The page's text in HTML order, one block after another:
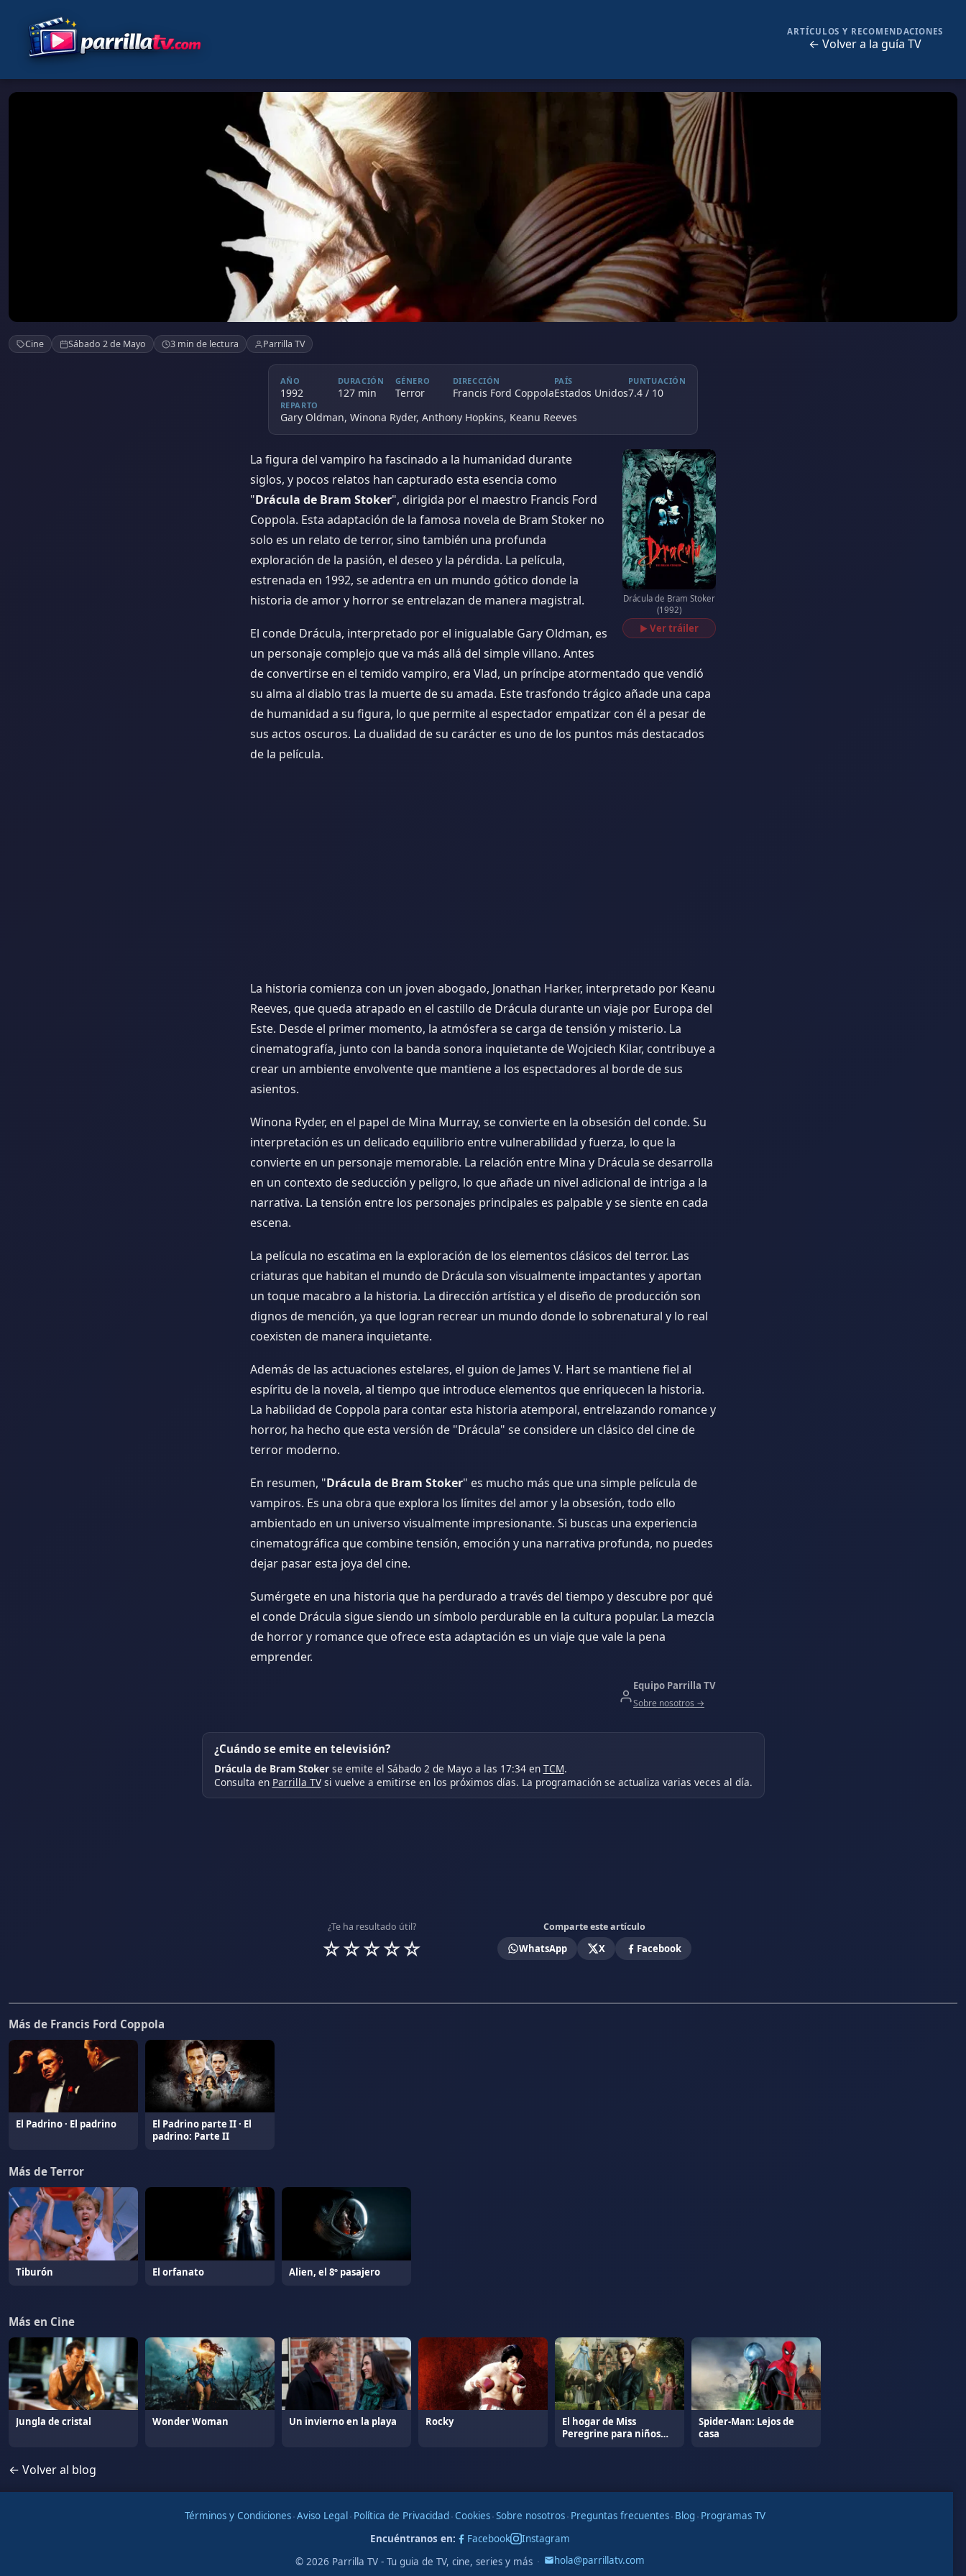
ARTÍCULOS Y RECOMENDACIONES
← Volver a la guía TV
Drácula de Bram Stoker
Cine Sábado 2 de Mayo 3 min de lectura Parrilla TV
AÑO
1992
DURACIÓN
127 min
GÉNERO
Terror
DIRECCIÓN
Francis Ford Coppola
PAÍS
Estados Unidos
PUNTUACIÓN
7.4 / 10
REPARTO
Gary Oldman, Winona Ryder, Anthony Hopkins, Keanu Reeves
Drácula de Bram Stoker
(1992)
▶ Ver tráiler
La figura del vampiro ha fascinado a la humanidad durante
siglos, y pocos relatos han capturado esta esencia como
"Drácula de Bram Stoker", dirigida por el maestro Francis Ford
Coppola. Esta adaptación de la famosa novela de Bram Stoker no
solo es un relato de terror, sino también una profunda
exploración de la pasión, el deseo y la pérdida. La película,
estrenada en 1992, se adentra en un mundo gótico donde la
historia de amor y horror se entrelazan de manera magistral.
El conde Drácula, interpretado por el inigualable Gary Oldman, es
un personaje complejo que va más allá del simple villano. Antes
de convertirse en el temido vampiro, era Vlad, un príncipe atormentado que vendió
su alma al diablo tras la muerte de su amada. Este trasfondo trágico añade una capa
de humanidad a su figura, lo que permite al espectador empatizar con él a pesar de
sus actos oscuros. La dualidad de su carácter es uno de los puntos más destacados
de la película.
La historia comienza con un joven abogado, Jonathan Harker, interpretado por Keanu
Reeves, que queda atrapado en el castillo de Drácula durante un viaje por Europa del
Este. Desde el primer momento, la atmósfera se carga de tensión y misterio. La
cinematografía, junto con la banda sonora inquietante de Wojciech Kilar, contribuye a
crear un ambiente envolvente que mantiene a los espectadores al borde de sus
asientos.
Winona Ryder, en el papel de Mina Murray, se convierte en la obsesión del conde. Su
interpretación es un delicado equilibrio entre vulnerabilidad y fuerza, lo que la
convierte en un personaje memorable. La relación entre Mina y Drácula se desarrolla
en un contexto de seducción y peligro, lo que añade un nivel adicional de intriga a la
narrativa. La tensión entre los personajes principales es palpable y se siente en cada
escena.
La película no escatima en la exploración de los elementos clásicos del terror. Las
criaturas que habitan el mundo de Drácula son visualmente impactantes y aportan
un toque macabro a la historia. La dirección artística y el diseño de producción son
dignos de mención, ya que logran recrear un mundo donde lo sobrenatural y lo real
coexisten de manera inquietante.
Además de las actuaciones estelares, el guion de James V. Hart se mantiene fiel al
espíritu de la novela, al tiempo que introduce elementos que enriquecen la historia.
La habilidad de Coppola para contar esta historia atemporal, entrelazando romance y
horror, ha hecho que esta versión de "Drácula" se considere un clásico del cine de
terror moderno.
En resumen, "Drácula de Bram Stoker" es mucho más que una simple película de
vampiros. Es una obra que explora los límites del amor y la obsesión, todo ello
ambientado en un universo visualmente impresionante. Si buscas una experiencia
cinematográfica que combine tensión, emoción y una narrativa profunda, no puedes
dejar pasar esta joya del cine.
Sumérgete en una historia que ha perdurado a través del tiempo y descubre por qué
el conde Drácula sigue siendo un símbolo perdurable en la cultura popular. La mezcla
de horror y romance que ofrece esta adaptación es un viaje que vale la pena
emprender.
Equipo Parrilla TV
Sobre nosotros →
¿Cuándo se emite en televisión?
Drácula de Bram Stokerse emite el Sábado 2 de Mayo a las 17:34 en TCM.
Consulta en Parrilla TVsi vuelve a emitirse en los próximos días. La programación se actualiza varias veces al día.
¿Te ha resultado útil? Comparte este artículo
☆☆☆☆☆ WhatsApp X Facebook
Más de Francis Ford Coppola
El Padrino · El padrino
El Padrino parte II · El
padrino: Parte II
Más de Terror
Tiburón El orfanato Alien, el 8º pasajero
Más en Cine
Jungla de cristal Wonder Woman Un invierno en la playa Rocky
El hogar de Miss
Peregrine para niños
Spider-Man: Lejos de
casa
← Volver al blog
Términos y Condiciones·Aviso Legal· Política de Privacidad · Cookies·Sobre nosotros· Preguntas frecuentes· Blog · Programas TV
Encuéntranos en:
Facebook
Instagram
© 2026 Parrilla TV - Tu guia de TV, cine, series y más · hola@parrillatv.com